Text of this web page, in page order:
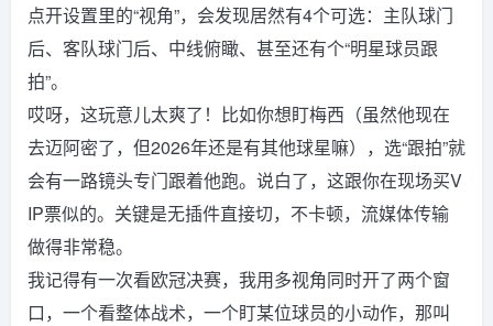
点开设置里的“视角”，会发现居然有4个可选：主队球门
后、客队球门后、中线俯瞰、甚至还有个“明星球员跟
拍”。
哎呀，这玩意儿太爽了！比如你想盯梅西（虽然他现在
去迈阿密了，但2026年还是有其他球星嘛），选“跟拍”就
会有一路镜头专门跟着他跑。说白了，这跟你在现场买V
IP票似的。关键是无插件直接切，不卡顿，流媒体传输
做得非常稳。
我记得有一次看欧冠决赛，我用多视角同时开了两个窗
口，一个看整体战术，一个盯某位球员的小动作，那叫